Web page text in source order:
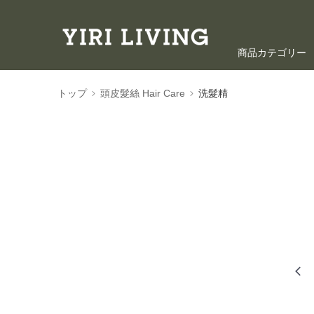
商品カテゴリー
トップ 頭皮髮絲 Hair Care 洗髮精